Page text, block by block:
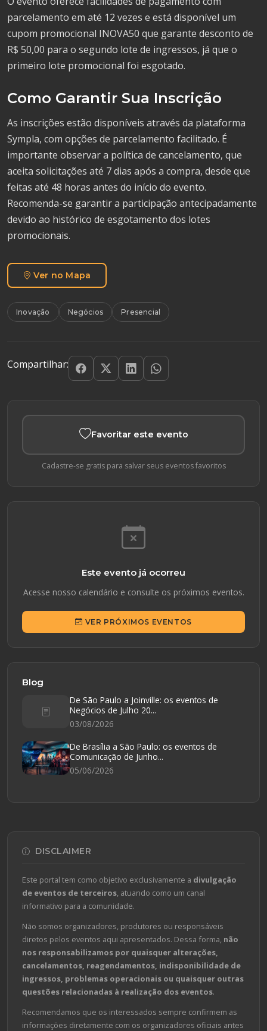
parcelamento em até 12 vezes e está disponível um
cupom promocional INOVA50 que garante desconto de
R$ 50,00 para o segundo lote de ingressos, já que o
primeiro lote promocional foi esgotado.
Como Garantir Sua Inscrição
As inscrições estão disponíveis através da plataforma
Sympla, com opções de parcelamento facilitado. É
importante observar a política de cancelamento, que
aceita solicitações até 7 dias após a compra, desde que
feitas até 48 horas antes do início do evento.
Recomenda-se garantir a participação antecipadamente
devido ao histórico de esgotamento dos lotes
promocionais.
Ver no Mapa
Inovação Negócios Presencial
Compartilhar:
Favoritar este evento
Cadastre-se gratis para salvar seus eventos favoritos
Este evento já ocorreu
Acesse nosso calendário e consulte os próximos eventos.
VER PRÓXIMOS EVENTOS
Blog
De São Paulo a Joinville: os eventos de
Negócios de Julho 20...
03/08/2026
De Brasília a São Paulo: os eventos de
Comunicação de Junho...
05/06/2026
DISCLAIMER
Este portal tem como objetivo exclusivamente a divulgação
de eventos de terceiros, atuando como um canal
informativo para a comunidade.
Não somos organizadores, produtores ou responsáveis
diretos pelos eventos aqui apresentados. Dessa forma, não
nos responsabilizamos por quaisquer alterações,
cancelamentos, reagendamentos, indisponibilidade de
ingressos, problemas operacionais ou quaisquer outras
questões relacionadas à realização dos eventos.
Recomendamos que os interessados sempre confirmem as
informações diretamente com os organizadores oficiais antes